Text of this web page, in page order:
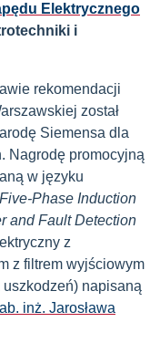
Elektrycznego
i
rekomendacji
został
Siemensa dla
Nagrodę promocyjną
w języku
Phase Induction
and Fault Detection
z
z filtrem wyjściowym
napisaną
inż. Jarosława